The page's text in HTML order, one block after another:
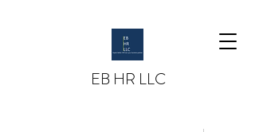
EB HR LLC